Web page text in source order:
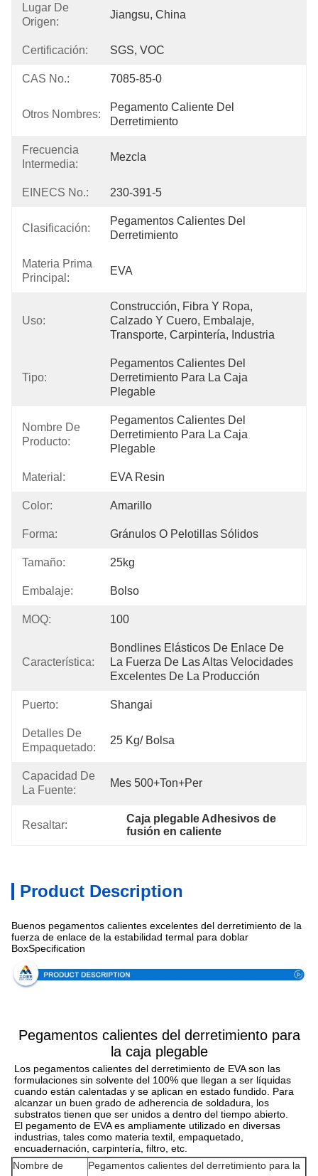
Lugar De
Origen:
Jiangsu, China
Certificación: SGS, VOC
CAS No.: 7085-85-0
Otros Nombres:
Pegamento Caliente Del
Derretimiento
Frecuencia
Intermedia:
Mezcla
EINECS No.: 230-391-5
Clasificación:
Pegamentos Calientes Del
Derretimiento
Materia Prima
Principal:
EVA
Uso:
Construcción, Fibra Y Ropa,
Calzado Y Cuero, Embalaje,
Transporte, Carpintería, Industria
Tipo:
Pegamentos Calientes Del
Derretimiento Para La Caja
Plegable
Nombre De
Producto:
Pegamentos Calientes Del
Derretimiento Para La Caja
Plegable
Material: EVA Resin
Color: Amarillo
Forma: Gránulos O Pelotillas Sólidos
Tamaño: 25kg
Embalaje: Bolso
MOQ: 100
Característica:
Bondlines Elásticos De Enlace De
La Fuerza De Las Altas Velocidades
Excelentes De La Producción
Puerto: Shangai
Detalles De
Empaquetado:
25 Kg/ Bolsa
Capacidad De
La Fuente:
Mes 500+Ton+per
Resaltar:
Caja plegable Adhesivos de
fusión en caliente
Product Description
Buenos pegamentos calientes excelentes del derretimiento de la
fuerza de enlace de la estabilidad termal para doblar
BoxSpecification
Pegamentos calientes del derretimiento para
la caja plegable
Los pegamentos calientes del derretimiento de EVA son las
formulaciones sin solvente del 100% que llegan a ser líquidas
cuando están calentadas y se aplican en estado fundido. Para
alcanzar un buen grado de adherencia de soldadura, los
substratos tienen que ser unidos a dentro del tiempo abierto.
El pegamento de EVA es ampliamente utilizado en diversas
industrias, tales como materia textil, empaquetado,
encuadernación, carpintería, filtro, etc.
Nombre de
Pegamentos calientes del derretimiento para la